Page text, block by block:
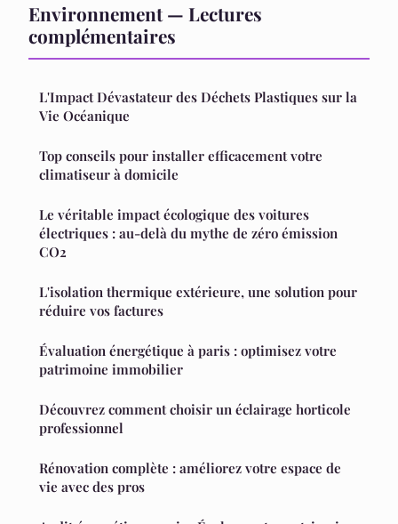
Environnement — Lectures
complémentaires
L'Impact Dévastateur des Déchets Plastiques sur la
Vie Océanique
Top conseils pour installer efficacement votre
climatiseur à domicile
Le véritable impact écologique des voitures
électriques : au-delà du mythe de zéro émission
CO2
L'isolation thermique extérieure, une solution pour
réduire vos factures
Évaluation énergétique à paris : optimisez votre
patrimoine immobilier
Découvrez comment choisir un éclairage horticole
professionnel
Rénovation complète : améliorez votre espace de
vie avec des pros